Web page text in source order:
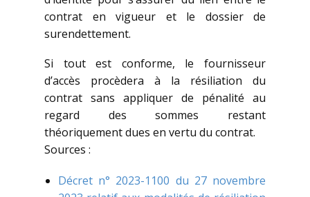
contrat en vigueur et le dossier de
surendettement.
Si tout est conforme, le fournisseur
d’accès procèdera à la résiliation du
contrat sans appliquer de pénalité au
regard des sommes restant
théoriquement dues en vertu du contrat.
Sources :
Décret n° 2023-1100 du 27 novembre